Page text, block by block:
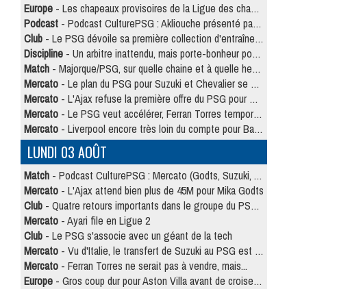
Europe - Les chapeaux provisoires de la Ligue des champions 2026/27
Podcast - Podcast CulturePSG : Akliouche présenté par un fan de Monaco
Club - Le PSG dévoile sa première collection d'entraînement pour 2026/2027
Discipline - Un arbitre inattendu, mais porte-bonheur pour Lens/PSG
Match - Majorque/PSG, sur quelle chaine et à quelle heure regarder le match ?
Mercato - Le plan du PSG pour Suzuki et Chevalier se précise
Mercato - L'Ajax refuse la première offre du PSG pour Godts
Mercato - Le PSG veut accélérer, Ferran Torres temporise
Mercato - Liverpool encore très loin du compte pour Barcola
LUNDI 03 AOÛT
Match - Podcast CulturePSG : Mercato (Godts, Suzuki, Akliouche, Barcola, etc)
Mercato - L'Ajax attend bien plus de 45M pour Mika Godts
Club - Quatre retours importants dans le groupe du PSG, et un plus discret
Mercato - Ayari file en Ligue 2
Club - Le PSG s'associe avec un géant de la tech
Mercato - Vu d'Italie, le transfert de Suzuki au PSG est bien engagé
Mercato - Ferran Torres ne serait pas à vendre, mais...
Europe - Gros coup dur pour Aston Villa avant de croiser le PSG